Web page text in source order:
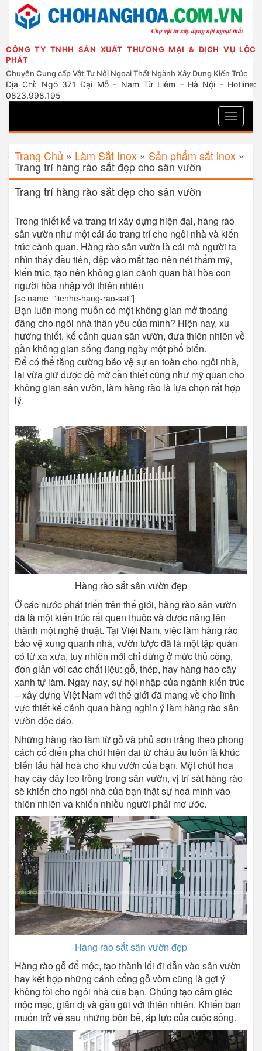
CÔNG TY TNHH SẢN XUẤT THƯƠNG MẠI & DỊCH VỤ LỘC
PHÁT
Chuyên Cung cấp Vật Tư Nội Ngoai Thất Ngành Xây Dựng Kiến Trúc
Địa Chỉ: Ngõ 371 Đại Mỗ - Nam Từ Liêm - Hà Nội - Hotline:
0823.998.195
Toggle
Trang Chủ » Làm Sắt Inox » Sản phẩm sắt inox »
Trang trí hàng rào sắt đẹp cho sân vườn
Trang trí hàng rào sắt đẹp cho sân vườn
Trong thiết kế và trang trí xây dựng hiện đại, hàng rào
sân vườn như một cái áo trang trí cho ngôi nhà và kiến
trúc cảnh quan. Hàng rào sân vườn là cái mà người ta
nhìn thấy đầu tiên, đập vào mắt tạo nên nét thẩm mỹ,
kiến trúc, tạo nên không gian cảnh quan hài hòa con
người hòa nhập với thiên nhiên
[sc name=”lienhe-hang-rao-sat”]
Bạn luôn mong muốn có một không gian mở thoáng
đãng cho ngôi nhà thân yêu của mình? Hiện nay, xu
hướng thiết, kế cảnh quan sân vườn, đưa thiên nhiên về
gần không gian sống đang ngày một phổ biến.
Để có thể tăng cường bảo vệ sự an toàn cho ngôi nhà,
lại vừa giữ được độ mở cần thiết cũng như mỹ quan cho
không gian sân vườn, làm hàng rào là lựa chọn rất hợp
lý.
Hàng rào sắt sân vườn đẹp
Ở các nước phát triển trên thế giới, hàng rào sân vườn
đã là một kiến trúc rất quen thuộc và được nâng lên
thành một nghệ thuật. Tại Việt Nam, việc làm hàng rào
bảo vệ xung quanh nhà, vườn tược đã là một tập quán
có từ xa xưa, tuy nhiên mới chỉ dừng ở mức thủ công,
đơn giản với các chất liệu: gỗ, thép, hay hàng hào cây
xanh tự làm. Ngày nay, sự hội nhập của ngành kiến trúc
– xây dựng Việt Nam với thế giới đã mang về cho lĩnh
vực thiết kế cảnh quan hàng nghìn ý làm hàng rào sân
vườn độc đáo.
Những hàng rào làm từ gỗ và phủ sơn trắng theo phong
cách cổ điển pha chút hiện đại từ châu âu luôn là khúc
biến tấu hài hoà cho khu vườn của bạn. Một chút hoa
hay cây dây leo trồng trong sân vườn, vị trí sát hàng rào
sẽ khiến cho ngôi nhà của bạn thật sự hoà mình vào
thiên nhiên và khiến nhiều người phải mơ ước.
Hàng rào sắt sân vườn đẹp
Hàng rào gỗ để mộc, tạo thành lối đi dẫn vào sân vườn
hay kết hợp những cánh cổng gỗ vòm cũng là gợi ý
không tồi cho ngôi nhà của bạn. Chúng tạo cảm giác
mộc mạc, giản dị và gần gũi với thiên nhiên. Khiến bạn
muốn trở về sau những bộn bề, áp lực của cuộc sống.